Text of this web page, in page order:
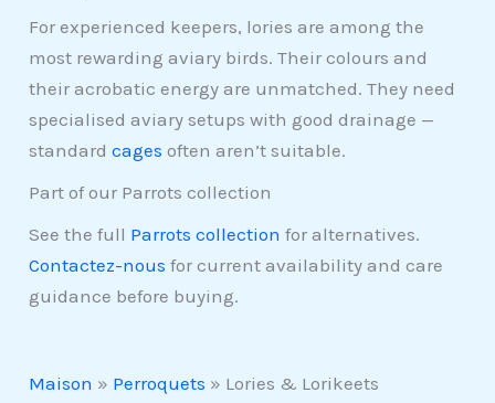
For experienced keepers, lories are among the
most rewarding aviary birds. Their colours and
their acrobatic energy are unmatched. They need
specialised aviary setups with good drainage —
standardcages often aren’t suitable.
Part of our Parrots collection
See the full Parrots collection for alternatives.
Contactez-nous for current availability and care
guidance before buying.
Maison » Perroquets » Lories & Lorikeets